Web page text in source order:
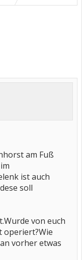
am Fuß
ist auch
soll
von euch
operiert?Wie
vorher etwas